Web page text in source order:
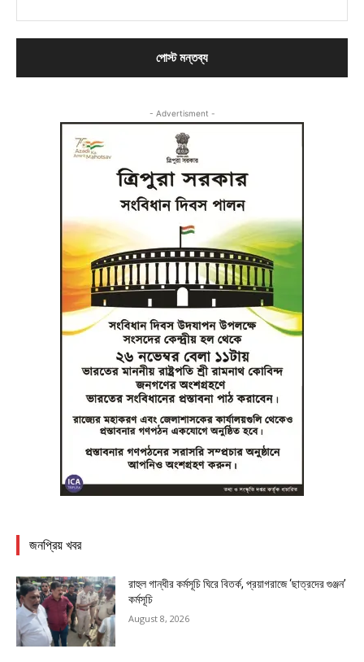
- Advertisment -
জনপ্রিয় খবর
রাহুল গান্ধীর কর্মসূচি ঘিরে বিতর্ক, প্রয়াগরাজে ‘ছাত্রদের গুঞ্জন’
কর্মসূচি
August 8, 2026